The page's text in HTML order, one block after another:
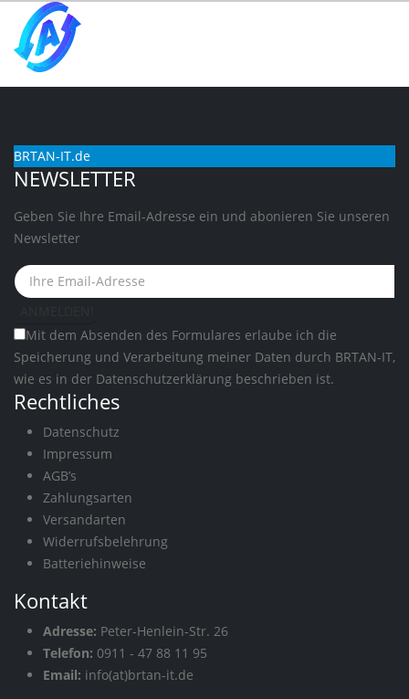
BRTAN-IT.de
NEWSLETTER
Geben Sie Ihre Email-Adresse ein und abonieren Sie unseren
Newsletter
Mit dem Absenden des Formulares erlaube ich die
Speicherung und Verarbeitung meiner Daten durch BRTAN-IT,
wie es in der Datenschutzerklärung beschrieben ist.
Rechtliches
Datenschutz
Impressum
AGB’s
Zahlungsarten
Versandarten
Widerrufsbelehrung
Batteriehinweise
Kontakt
Adresse: Peter-Henlein-Str. 26
Telefon: 0911 - 47 88 11 95
Email: info(at)brtan-it.de